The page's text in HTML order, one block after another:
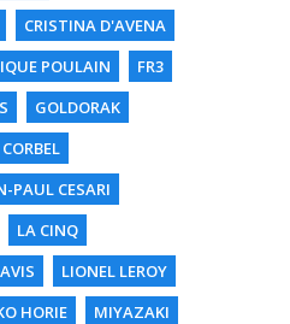
CRISTINA D'AVENA
POULAIN
FR3
GOLDORAK
PAUL CESARI
LA CINQ
LIONEL LEROY
HORIE
MIYAZAKI